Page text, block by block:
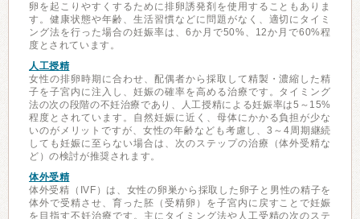
卵を起こりやすくするために排卵誘発剤を使用することもありま
す。健康状態や年齢、生活習慣などに問題がなく、適切にタイミ
ング法を行った場合の妊娠率は、6か月で50%、12か月で60%程
度とされています。
人工授精
女性の排卵時期に合わせ、配偶者から採取して精製・濃縮した精
子を子宮内に注入し、妊娠の確率を高める治療です。タイミング
法の次の段階の不妊治療であり、人工授精による妊娠率は5～15%
程度とされています。自然妊娠に近く、母体にかかる負担が少な
いのがメリットですが、女性の年齢なども考慮し、3～4周期継続
しても妊娠に至らない場合は、次のステップの治療（体外受精な
ど）の検討が推奨されます。
体外受精
体外受精（IVF）は、女性の卵巣から採取した卵子と男性の精子を
体外で受精させ、育った胚（受精卵）を子宮内に戻すことで妊娠
を目指す不妊治療です。主にタイミング法や人工受精の次のステ